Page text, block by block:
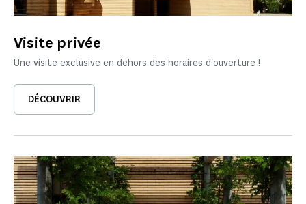
Visite privée
Une visite exclusive en dehors des horaires d'ouverture !
DÉCOUVRIR